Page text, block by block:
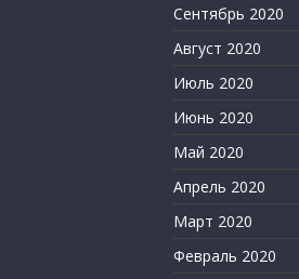
Сентябрь 2020
Август 2020
Июль 2020
Июнь 2020
Май 2020
Апрель 2020
Март 2020
Февраль 2020